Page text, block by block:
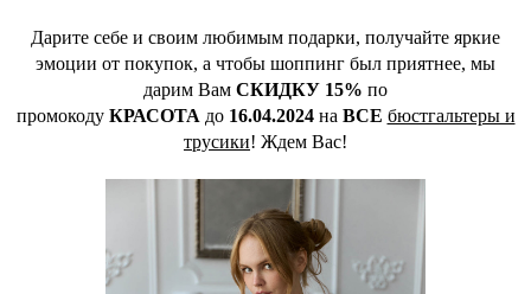
Дарите себе и своим любимым подарки, получайте яркие
эмоции от покупок, а чтобы шоппинг был приятнее, мы
дарим Вам СКИДКУ 15% по
промокоду КРАСОТА до 16.04.2024на ВСЕ бюстгальтеры и
трусики! Ждем Вас!